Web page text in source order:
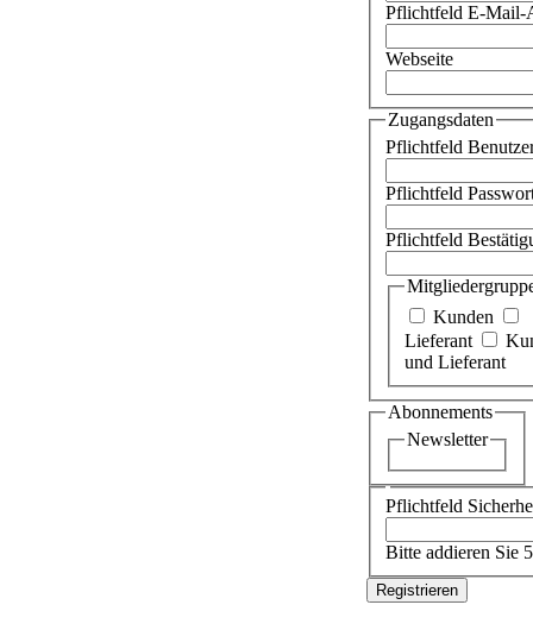
Pflichtfeld E-Mail-
Webseite
Zugangsdaten
Pflichtfeld
Pflichtfeld
Pflichtfeld
Kunden
Lieferant
und Lieferant
Abonnements
Newsletter
Pflichtfeld
Bitte addieren Sie